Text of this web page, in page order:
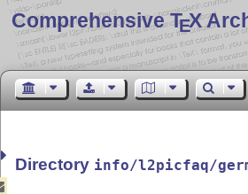
Comprehensive TEX
Directory info/l2picfaq/